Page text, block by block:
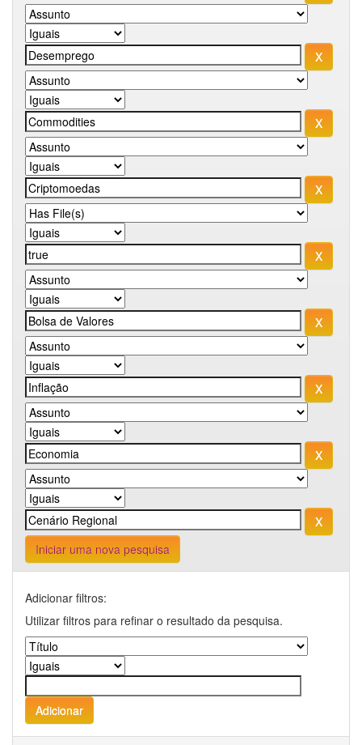
Iniciar uma nova pesquisa
Adicionar filtros:
Utilizar filtros para refinar o resultado da pesquisa.